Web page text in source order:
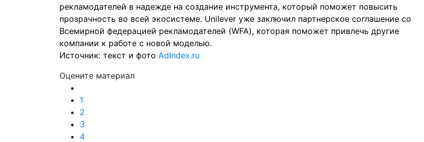
рекламодателей в надежде на создание инструмента, который поможет повысить
прозрачность во всей экосистеме. Unilever уже заключил партнерское соглашение со
Всемирной федерацией рекламодателей (WFA), которая поможет привлечь другие
компании к работе с новой моделью.
Источник: текст и фото AdIndex.ru
Оцените материал
1
2
3
4